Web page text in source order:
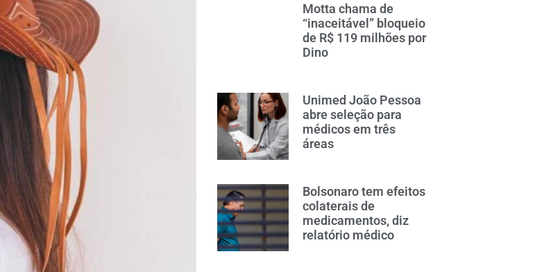
Motta chama de
“inaceitável” bloqueio
de R$ 119 milhões por
Dino
Unimed João Pessoa
abre seleção para
médicos em três
áreas
Bolsonaro tem efeitos
colaterais de
medicamentos, diz
relatório médico